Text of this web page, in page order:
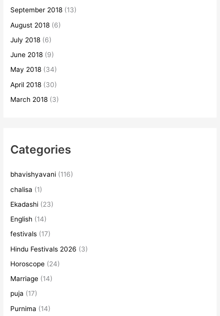
September 2018 (13)
August 2018 (6)
July 2018 (6)
June 2018 (9)
May 2018 (34)
April 2018 (30)
March 2018 (3)
Categories
bhavishyavani (116)
chalisa (1)
Ekadashi (23)
English (14)
festivals (17)
Hindu Festivals 2026 (3)
Horoscope (24)
Marriage (14)
puja (17)
Purnima (14)